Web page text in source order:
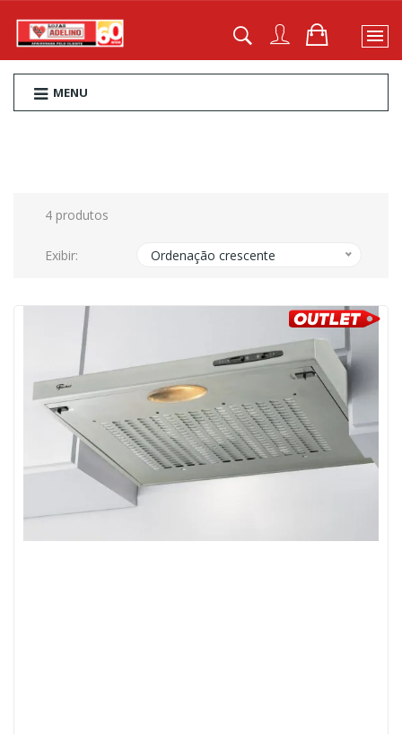
MENU
4 produtos
Exibir: Ordenação crescente